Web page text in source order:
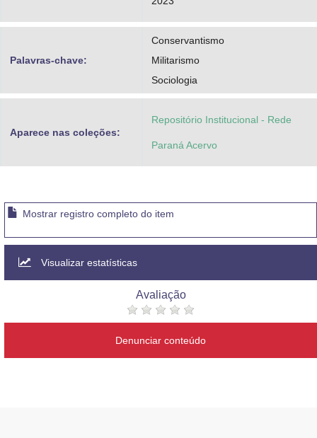
Palavras-chave:
Conservantismo
Militarismo
Sociologia
Aparece nas coleções:
Repositório Institucional - Rede
Paraná Acervo
Mostrar registro completo do item
Visualizar estatísticas
Avaliação
Denunciar conteúdo